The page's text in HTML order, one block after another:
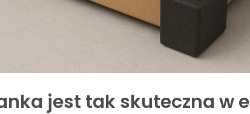
jest tak skuteczna w